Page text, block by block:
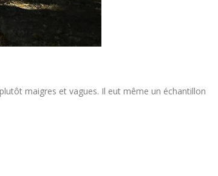
maigres et vagues. Il eut même un échantillon